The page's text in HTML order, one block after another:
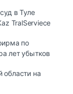
в Туле
TralServiece
по
лет убытков
области на